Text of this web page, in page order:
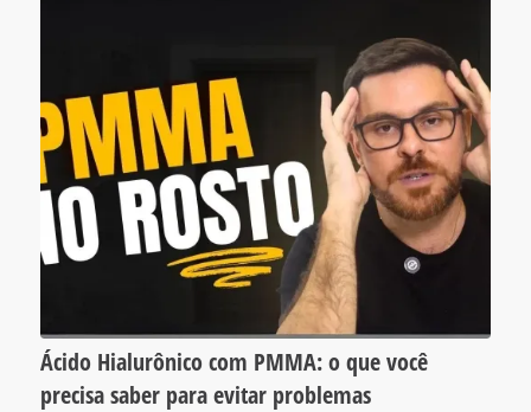
Ácido Hialurônico com PMMA: o que você
precisa saber para evitar problemas